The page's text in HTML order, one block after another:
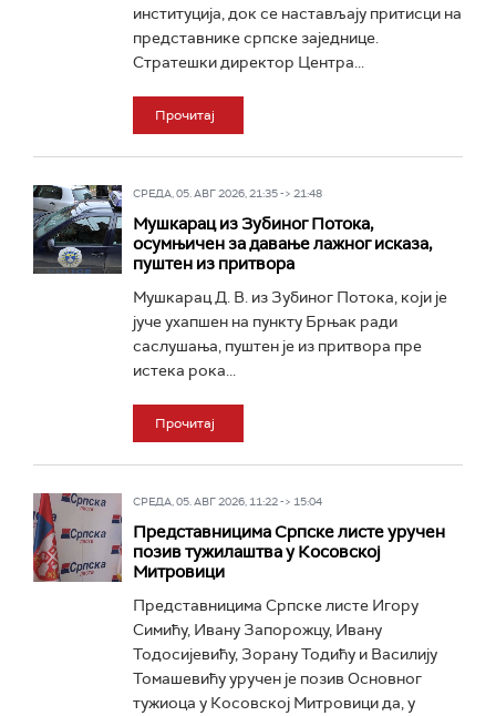
институција, док се настављају притисци на
представнике српске заједнице.
Стратешки директор Центра...
Прочитај
СРЕДА, 05. АВГ 2026, 21:35 -> 21:48
Мушкарац из Зубиног Потока,
осумњичен за давање лажног исказа,
пуштен из притвора
Мушкарац Д. В. из Зубиног Потока, који је
јуче ухапшен на пункту Брњак ради
саслушања, пуштен је из притвора пре
истека рока...
Прочитај
СРЕДА, 05. АВГ 2026, 11:22 -> 15:04
Представницима Српске листе уручен
позив тужилаштва у Косовској
Митровици
Представницима Српске листе Игору
Симићу, Ивану Запорожцу, Ивану
Тодосијевићу, Зорану Тодићу и Василију
Томашевићу уручен је позив Основног
тужиоца у Косовској Митровици да, у